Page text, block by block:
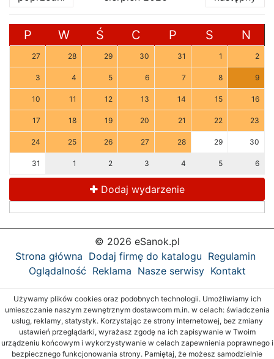
P W Ś C P S N
27 28 29 30 31 1 2
3 4 5 6 7 8 9
10 11 12 13 14 15 16
17 18 19 20 21 22 23
24 25 26 27 28 29 30
31 1 2 3 4 5 6
Dodaj wydarzenie
© 2026 eSanok.pl
Strona główna Dodaj firmę do katalogu Regulamin
Oglądalność Reklama Nasze serwisy Kontakt
Używamy plików cookies oraz podobnych technologii. Umożliwiamy ich
umieszczanie naszym zewnętrznym dostawcom m.in. w celach: świadczenia
usług, reklamy, statystyk. Korzystając ze strony internetowej, bez zmiany
ustawień przeglądarki, wyrażasz zgodę na ich zapisywanie w Twoim
urządzeniu końcowym i wykorzystywanie w celach zapewnienia poprawnego i
bezpiecznego funkcjonowania strony. Pamiętaj, że możesz samodzielnie